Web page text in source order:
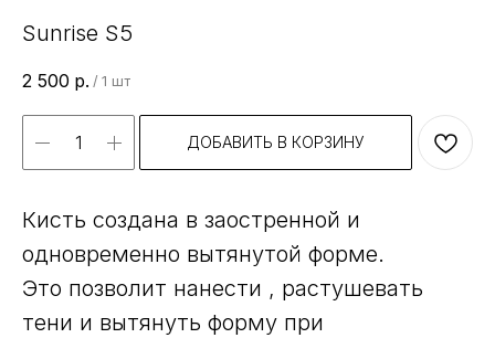
Sunrise S5
2 500 р. / 1 шт
ДОБАВИТЬ В КОРЗИНУ
Кисть создана в заостренной и
одновременно вытянутой форме.
Это позволит нанести , растушевать
тени и вытянуть форму при